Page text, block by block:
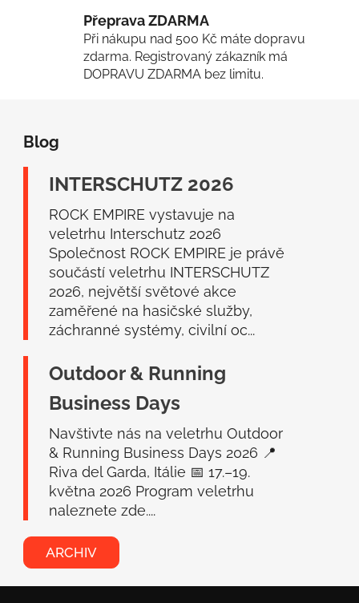
v
ý
p
i
Přeprava ZDARMA
Při nákupu nad 500 Kč máte dopravu
zdarma. Registrovaný zákazník má
DOPRAVU ZDARMA bez limitu.
Blog
INTERSCHUTZ 2026
ROCK EMPIRE vystavuje na
veletrhu Interschutz 2026
Společnost ROCK EMPIRE je právě
součástí veletrhu INTERSCHUTZ
2026, největší světové akce
zaměřené na hasičské služby,
záchranné systémy, civilní oc...
Outdoor & Running
Business Days
Navštivte nás na veletrhu Outdoor
& Running Business Days 2026 📍
Riva del Garda, Itálie 📅 17.–19.
května 2026 Program veletrhu
naleznete zde....
ARCHIV